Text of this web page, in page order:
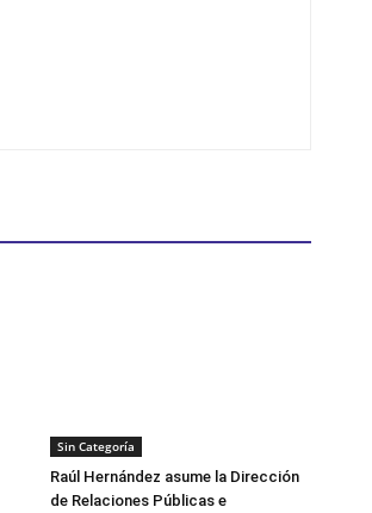
Sin Categoría
Raúl Hernández asume la Dirección
de Relaciones Públicas e